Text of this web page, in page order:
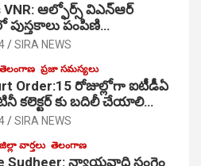
VNR: ఆల్ఫోర్స్ విఎన్ఆర్
పుస్తకాలు పంపిణి…
SIRA NEWS
తెలంగాణ ప్రజా సమస్యలు
Order:15 రోజుల్లోగా ఐటీడీఏ
కలెక్టర్ కు బదిలీ చేయాలి…
SIRA NEWS
జిల్లా వార్తలు తెలంగాణ
Sudheer: న్యాయవాది సంగెం